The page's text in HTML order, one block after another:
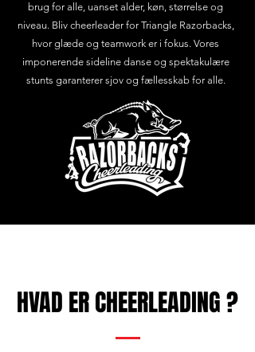
brug for alle, uanset alder, køn, størrelse og
niveau. Bliv cheerleader for Triangle Razorbacks,
hvor glæde og teamwork er i fokus. Vores
imponerende sideline danse og spektakulære
stunts garanterer sjov og fællesskab for alle.
HVAD ER CHEERLEADING ?